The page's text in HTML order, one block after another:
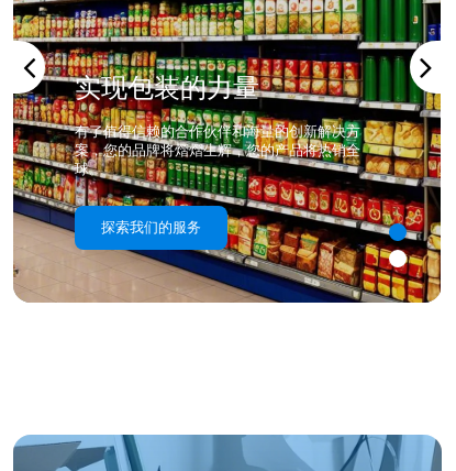
提升品牌价值
了解更多
实现包装的力量
有了值得信赖的合作伙伴和海量的创新解决方
案，您的品牌将熠熠生辉，您的产品将热销全
球。
探索我们的服务
了解更多
探索我们的服务